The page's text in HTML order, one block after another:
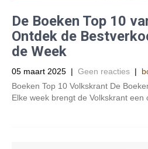
De Boeken Top 10
Ontdek de
de Week
05 maart 2025 | Geen reacties |
Boeken Top 10 Volkskrant De
Elke week brengt de Volkskrant